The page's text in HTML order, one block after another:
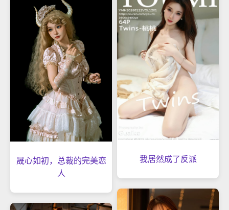
晟心如初，总裁的完美恋
人
我居然成了反派